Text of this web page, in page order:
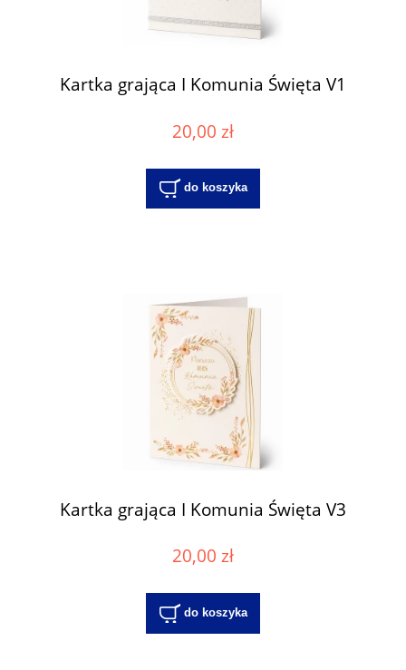
Kartka grająca I Komunia Święta V1
20,00 zł
do koszyka
Kartka grająca I Komunia Święta V3
20,00 zł
do koszyka